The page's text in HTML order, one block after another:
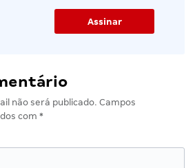
não será publicado. Campos
com *